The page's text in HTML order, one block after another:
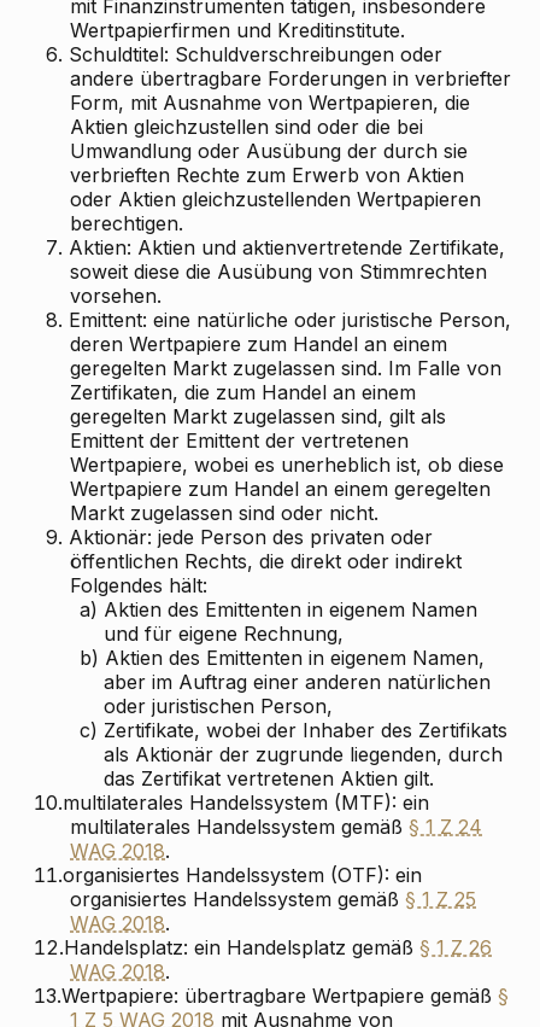
mit Finanzinstrumenten tätigen, insbesondere
Wertpapierfirmen und Kreditinstitute.
6. Schuldtitel: Schuldverschreibungen oder
andere übertragbare Forderungen in verbriefter
Form, mit Ausnahme von Wertpapieren, die
Aktien gleichzustellen sind oder die bei
Umwandlung oder Ausübung der durch sie
verbrieften Rechte zum Erwerb von Aktien
oder Aktien gleichzustellenden Wertpapieren
berechtigen.
7. Aktien: Aktien und aktienvertretende Zertifikate,
soweit diese die Ausübung von Stimmrechten
vorsehen.
8. Emittent: eine natürliche oder juristische Person,
deren Wertpapiere zum Handel an einem
geregelten Markt zugelassen sind. Im Falle von
Zertifikaten, die zum Handel an einem
geregelten Markt zugelassen sind, gilt als
Emittent der Emittent der vertretenen
Wertpapiere, wobei es unerheblich ist, ob diese
Wertpapiere zum Handel an einem geregelten
Markt zugelassen sind oder nicht.
9. Aktionär: jede Person des privaten oder
öffentlichen Rechts, die direkt oder indirekt
Folgendes hält:
a) Aktien des Emittenten in eigenem Namen
und für eigene Rechnung,
b) Aktien des Emittenten in eigenem Namen,
aber im Auftrag einer anderen natürlichen
oder juristischen Person,
c) Zertifikate, wobei der Inhaber des Zertifikats
als Aktionär der zugrunde liegenden, durch
das Zertifikat vertretenen Aktien gilt.
10.multilaterales Handelssystem (MTF): ein
multilaterales Handelssystem gemäß § 1 Z 24
WAG 2018.
11.organisiertes Handelssystem (OTF): ein
organisiertes Handelssystem gemäß § 1 Z 25
WAG 2018.
12.Handelsplatz: ein Handelsplatz gemäß § 1 Z 26
WAG 2018.
13.Wertpapiere: übertragbare Wertpapiere gemäß §
1 Z 5 WAG 2018 mit Ausnahme von